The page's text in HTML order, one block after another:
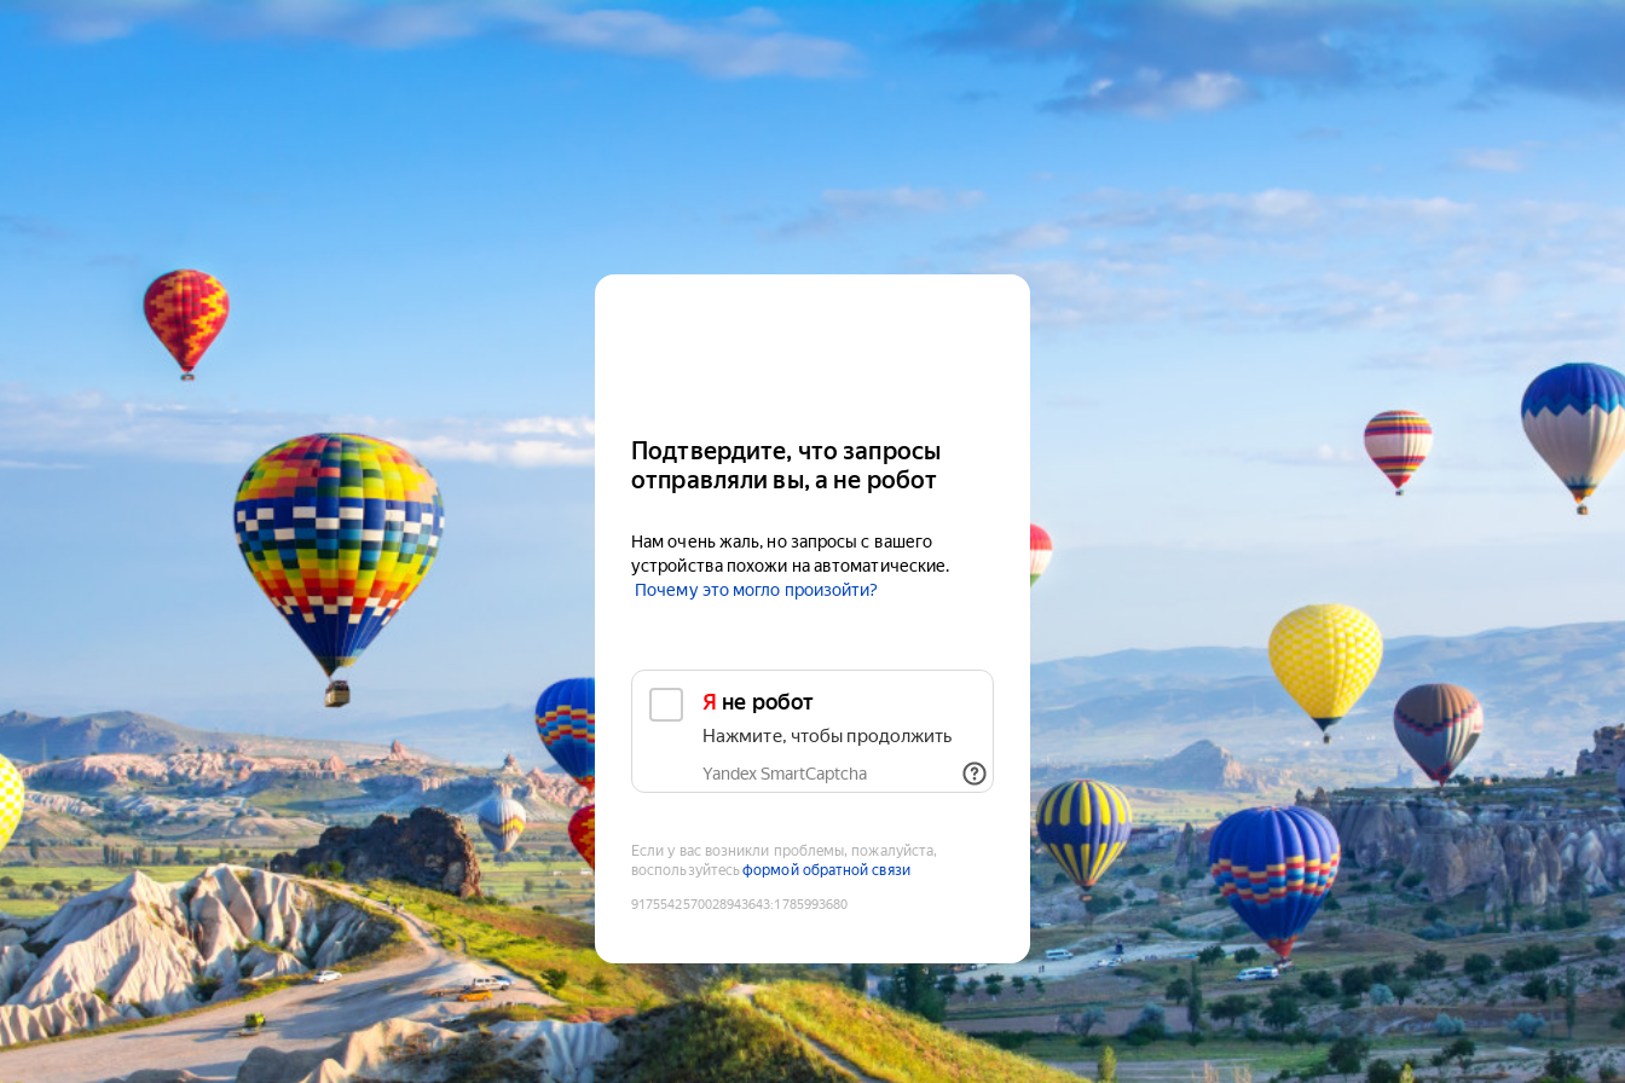
Подтвердите, что запросы
отправляли вы, а не робот
Нам очень жаль, но запросы с вашего
устройства похожи на автоматические.
Почему это могло произойти?
Я не робот
Нажмите, чтобы продолжить
Yandex SmartCaptcha
Если у вас возникли проблемы, пожалуйста,
воспользуйтесьформой обратной связи
9175542570028943643:1785993680